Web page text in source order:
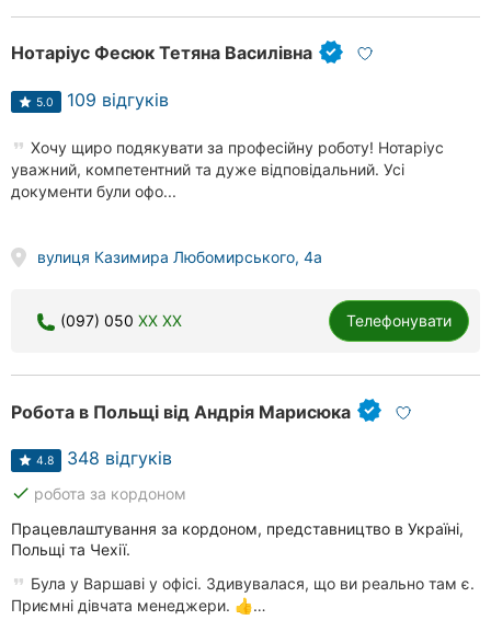
Нотаріус Фесюк Тетяна Василівна
5.0 109 відгуків
Хочу щиро подякувати за професійну роботу! Нотаріус
уважний, компетентний та дуже відповідальний. Усі
документи були офо...
вулиця Казимира Любомирського, 4а
(097) 050 XX XX Телефонувати
Робота в Польщі від Андрія Марисюка
4.8 348 відгуків
done робота за кордоном
Працевлаштування за кордоном, представництво в Україні,
Польщі та Чехії.
Була у Варшаві у офісі. Здивувалася, що ви реально там є.
Приємні дівчата менеджери. 👍…